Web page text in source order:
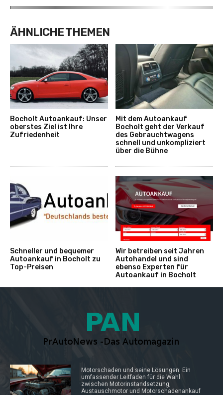
ÄHNLICHE THEMEN
Bocholt Autoankauf: Unser
oberstes Ziel ist Ihre
Zufriedenheit
Mit dem Autoankauf
Bocholt geht der Verkauf
des Gebrauchtwagens
schnell und unkompliziert
über die Bühne
Schneller und bequemer
Autoankauf in Bocholt zu
Top-Preisen
Wir betreiben seit Jahren
Autohandel und sind
ebenso Experten für
Autoankauf in Bocholt
Motorschaden und seine Lösungen: Ein
umfassender Leitfaden für die Wahl
zwischen Motorinstandsetzung,
Austauschmotor und Motorschadenankauf